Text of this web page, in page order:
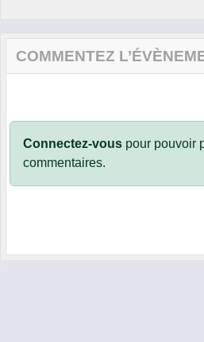
COMMENTEZ
Connectez-vous pour pouvoir
commentaires.